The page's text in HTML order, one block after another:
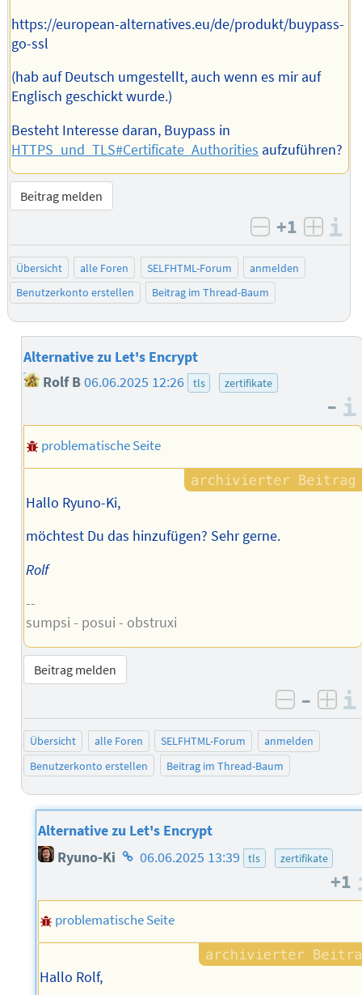
https://european-alternatives.eu/de/produkt/buypass-
go-ssl
(hab auf Deutsch umgestellt, auch wenn es mir auf
Englisch geschickt wurde.)
Besteht Interesse daran, Buypass in
HTTPS_und_TLS#Certificate_Authorities aufzuführen?
Beitrag melden
negativ
+1
Übersicht alle Foren SELFHTML-Forum
anmelden
Benutzerkonto erstellen
Beitrag im Thread-Baum
Alternative zu Let's Encrypt
Rolf B06.06.2025 12:26 tls zertifikate
–
problematische Seite
Hallo Ryuno-Ki,
möchtest Du das hinzufügen? Sehr gerne.
Rolf
--
sumpsi - posui - obstruxi
Beitrag melden
negativ
–
Übersicht alle Foren SELFHTML-Forum
anmelden
Benutzerkonto erstellen
Beitrag im Thread-Baum
Alternative zu Let's Encrypt
Ryuno-Ki Homepage
Autors
06.06.2025 13:39 tls zertifikate
+1
problematische Seite
Hallo Rolf,